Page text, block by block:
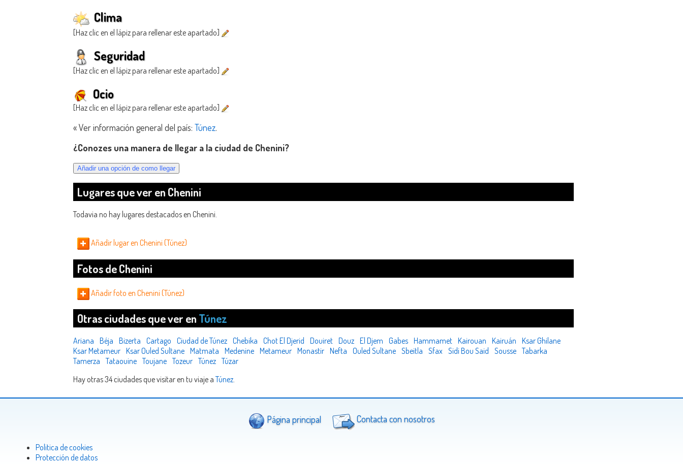
Clima
[Haz clic en el lápiz para rellenar este apartado]
Seguridad
[Haz clic en el lápiz para rellenar este apartado]
Ocio
[Haz clic en el lápiz para rellenar este apartado]
« Ver información general del país: Túnez.
¿Conozes una manera de llegar a la ciudad de Chenini?
Lugares que ver en Chenini
Todavia no hay lugares destacados en Chenini.
Añadir lugar en Chenini (Túnez)
Fotos de Chenini
Añadir foto en Chenini (Túnez)
Otras ciudades que ver en Túnez
Ariana Béja Bizerta Cartago Ciudad de Túnez Chebika Chot El Djerid Douiret Douz El Djem Gabes Hammamet Kairouan Kairuán Ksar Ghilane
Ksar Metameur Ksar Ouled Sultane Matmata Medenine Metameur Monastir Nefta Ouled Sultane Sbeitla Sfax Sidi Bou Said Sousse Tabarka
Tamerza Tataouine Toujane Tozeur Túnez Túzar
Hay otras 34 ciudades que visitar en tu viaje aTúnez.
Página principal Contacta con nosotros
Politica de cookies
Protección de datos